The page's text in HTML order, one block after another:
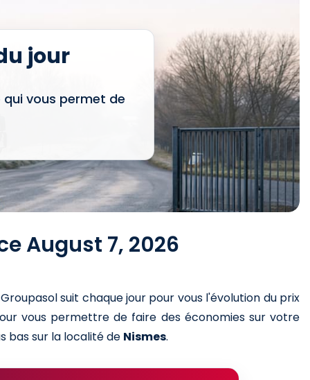
jour
qui vous permet de
August 7, 2026
suit chaque jour pour vous l'évolution du prix
vous permettre de faire des économies sur votre
bas sur la localité de Nismes.